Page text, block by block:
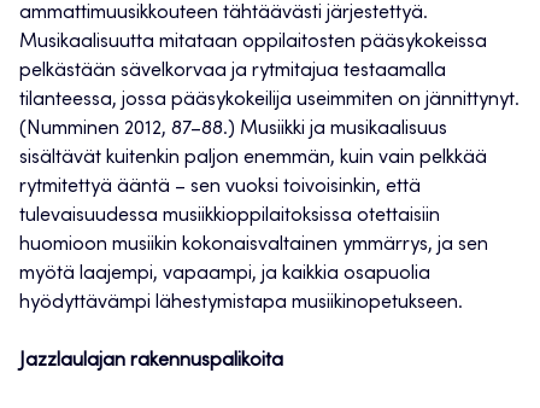
ammattimuusikkouteen tähtäävästi järjestettyä.
Musikaalisuutta mitataan oppilaitosten pääsykokeissa
pelkästään sävelkorvaa ja rytmitajua testaamalla
tilanteessa, jossa pääsykokeilija useimmiten on jännittynyt.
(Numminen 2012, 87–88.) Musiikki ja musikaalisuus
sisältävät kuitenkin paljon enemmän, kuin vain pelkkää
rytmitettyä ääntä – sen vuoksi toivoisinkin, että
tulevaisuudessa musiikkioppilaitoksissa otettaisiin
huomioon musiikin kokonaisvaltainen ymmärrys, ja sen
myötä laajempi, vapaampi, ja kaikkia osapuolia
hyödyttävämpi lähestymistapa musiikinopetukseen.
Jazzlaulajan rakennuspalikoita